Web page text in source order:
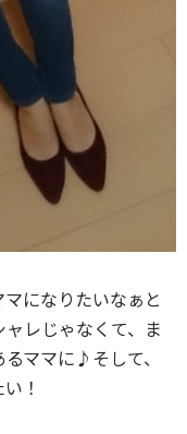
になりたいなぁと
レじゃなくて、ま
ママに♪そして、
！